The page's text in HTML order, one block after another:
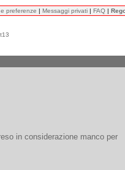
preferenze | Messaggi privati | FAQ |
in considerazione manco per